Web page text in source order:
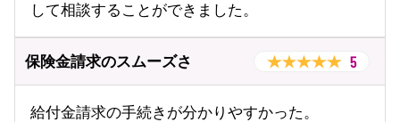
して相談することができました。
保険金請求のスムーズさ 5
給付金請求の手続きが分かりやすかった。